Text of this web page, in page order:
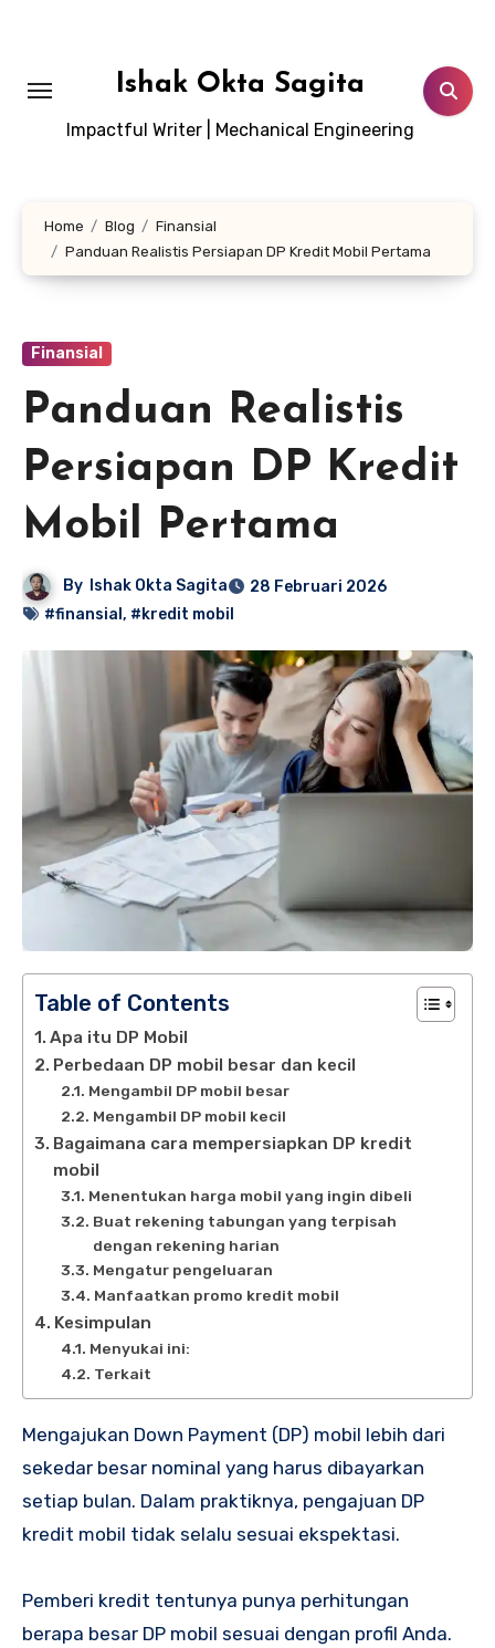
Ishak Okta Sagita
Impactful Writer | Mechanical Engineering
Home Blog
Finansial
Panduan Realistis Persiapan DP Kredit Mobil Pertama
Finansial
Panduan Realistis
Persiapan DP Kredit
Mobil Pertama
By Ishak Okta Sagita
28 Februari 2026
#finansial , #kredit mobil
Table of Contents
Apa itu DP Mobil
Perbedaan DP mobil besar dan kecil
Mengambil DP mobil besar
Mengambil DP mobil kecil
Bagaimana cara mempersiapkan DP kredit
mobil
Menentukan harga mobil yang ingin dibeli
Buat rekening tabungan yang terpisah
dengan rekening harian
Mengatur pengeluaran
Manfaatkan promo kredit mobil
Kesimpulan
Menyukai ini:
Terkait
Mengajukan Down Payment (DP) mobil lebih dari
sekedar besar nominal yang harus dibayarkan
setiap bulan. Dalam praktiknya, pengajuan DP
kredit mobil tidak selalu sesuai ekspektasi.
Pemberi kredit tentunya punya perhitungan
berapa besar DP mobil sesuai dengan profil Anda.